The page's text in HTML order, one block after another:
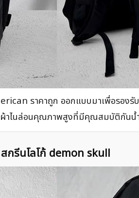
ราคาถูก ออกแบบมาเพื่อรองรั
ผ้าไนล่อนคุณภาพสูงที่มีคุณสมบัติกัน
กรีนโลโก้ demon skull